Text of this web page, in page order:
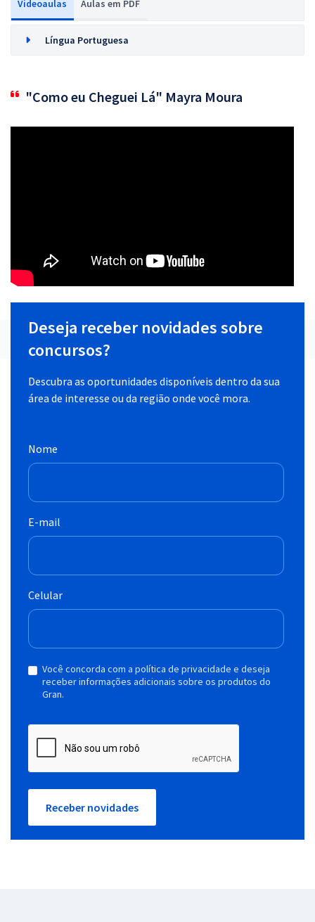
Videoaulas Aulas em PDF
Língua Portuguesa
"Como eu Cheguei Lá" Mayra Moura
Deseja receber novidades sobre
concursos?
Descubra as oportunidades disponíveis dentro da sua
área de interesse ou da região onde você mora.
Nome
E-mail
Celular
Você concorda com a política de privacidade e deseja
receber informações adicionais sobre os produtos do
Gran.
Receber novidades